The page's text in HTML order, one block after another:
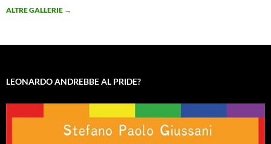
ALTRE GALLERIE →
LEONARDO ANDREBBE AL PRIDE?